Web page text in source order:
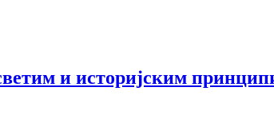
и историјским